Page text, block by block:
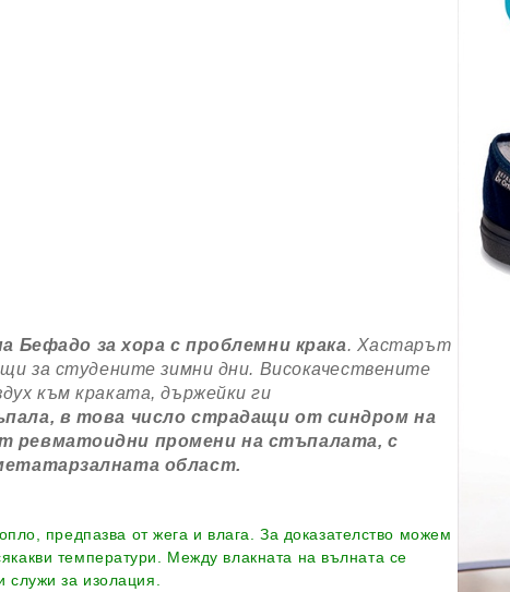
за хора с проблемни крака. Хастарът
за студените зимни дни. Високачествените
към краката, държейки ги
в това число страдащи от синдром на
ревматоидни промени на стъпалата, с
област.
предпазва от жега и влага. За доказателство можем
температури. Между влакната на вълната се
служи за изолация.